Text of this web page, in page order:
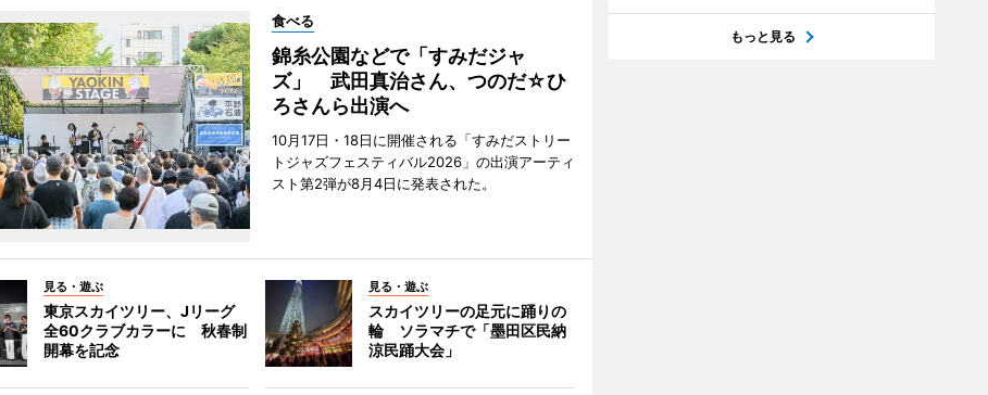
食べる
錦糸公園などで「すみだジャ
ズ」 武田真治さん、つのだ☆ひ
ろさんら出演へ
10月17日・18日に開催される「すみだストリー
トジャズフェスティバル2026」の出演アーティ
スト第2弾が8月4日に発表された。
見る・遊ぶ
東京スカイツリー、Jリーグ
全60クラブカラーに 秋春制
開幕を記念
見る・遊ぶ
スカイツリーの足元に踊りの
輪 ソラマチで「墨田区民納
涼民踊大会」
もっと見る